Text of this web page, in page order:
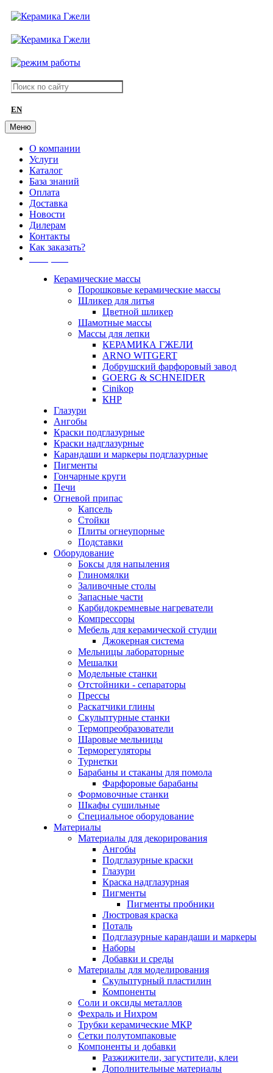
EN
Меню
О компании
Услуги
Каталог
База знаний
Оплата
Доставка
Новости
Дилерам
Контакты
Как заказать?
Керамические массы
Порошковые керамические массы
Шликер для литья
Цветной шликер
Шамотные массы
Массы для лепки
КЕРАМИКА ГЖЕЛИ
ARNO WITGERT
Добрушский фарфоровый завод
GOERG & SCHNEIDER
Cinikop
КНР
Глазури
Ангобы
Краски подглазурные
Краски надглазурные
Карандаши и маркеры подглазурные
Пигменты
Гончарные круги
Печи
Огневой припас
Капсель
Стойки
Плиты огнеупорные
Подставки
Оборудование
Боксы для напыления
Глиномялки
Заливочные столы
Запасные части
Карбидокремневые нагреватели
Компрессоры
Мебель для керамической студии
Джокерная система
Мельницы лабораторные
Мешалки
Модельные станки
Отстойники - сепараторы
Прессы
Раскатчики глины
Скульптурные станки
Термопреобразователи
Шаровые мельницы
Терморегуляторы
Турнетки
Барабаны и стаканы для помола
Фарфоровые барабаны
Формовочные станки
Шкафы сушильные
Специальное оборудование
Материалы
Материалы для декорирования
Ангобы
Подглазурные краски
Глазури
Краска надглазурная
Пигменты
Пигменты пробники
Люстровая краска
Поталь
Подглазурные карандаши и маркеры
Наборы
Добавки и среды
Материалы для моделирования
Скульптурный пластилин
Компоненты
Соли и оксиды металлов
Фехраль и Нихром
Трубки керамические МКР
Сетки полутомпаковые
Компоненты и добавки
Разжижители, загустители, клеи
Дополнительные материалы